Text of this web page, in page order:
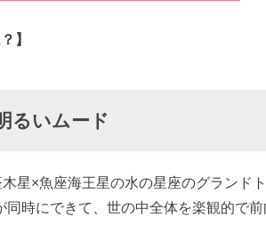
】
るいムード
星×魚座海王星の水の星座のグランド
時にできて、世の中全体を楽観的で前